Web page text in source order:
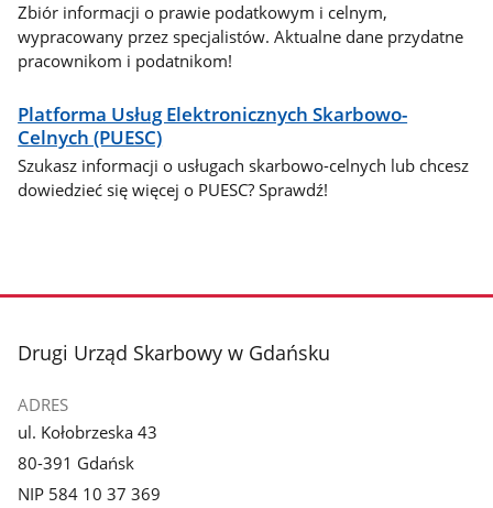
Zbiór informacji o prawie podatkowym i celnym,
wypracowany przez specjalistów. Aktualne dane przydatne
pracownikom i podatnikom!
Platforma Usług Elektronicznych Skarbowo-
Celnych (PUESC)
Szukasz informacji o usługach skarbowo-celnych lub chcesz
dowiedzieć się więcej o PUESC? Sprawdź!
stopka
Drugi Urząd Skarbowy w Gdańsku
ADRES
ul. Kołobrzeska 43
80-391 Gdańsk
NIP 584 10 37 369